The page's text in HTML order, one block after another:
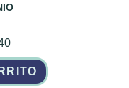
El
actual
es:
$13.440.